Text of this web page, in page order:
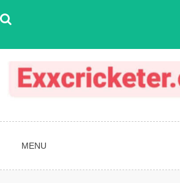
to
MENU